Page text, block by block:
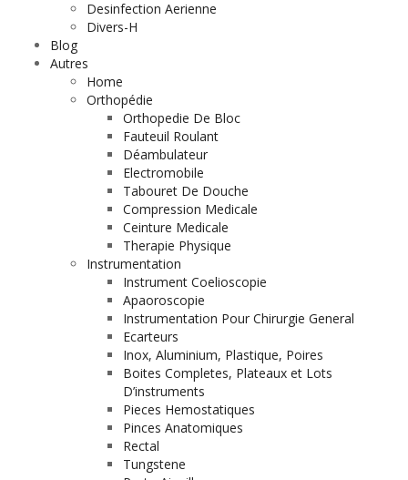
Desinfection Aerienne
Divers-H
Blog
Autres
Home
Orthopédie
Orthopedie De Bloc
Fauteuil Roulant
Déambulateur
Electromobile
Tabouret De Douche
Compression Medicale
Ceinture Medicale
Therapie Physique
Instrumentation
Instrument Coelioscopie
Apaoroscopie
Instrumentation Pour Chirurgie General
Ecarteurs
Inox, Aluminium, Plastique, Poires
Boites Completes, Plateaux et Lots
D’instruments
Pieces Hemostatiques
Pinces Anatomiques
Rectal
Tungstene